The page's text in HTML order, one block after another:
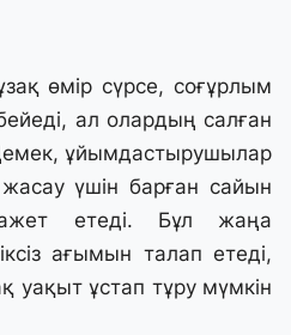
өмір сүрсе, соғұрлым
ал олардың салған
ұйымдастырушылар
үшін барған сайын
етеді. Бұл жаңа
ағымын талап етеді,
уақыт ұстап тұру мүмкін